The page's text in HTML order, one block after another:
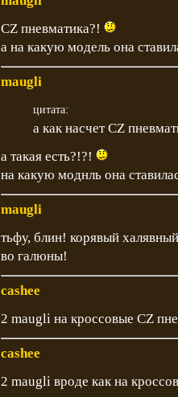
CZ пневматика?!
а на какую модель она
maugli
цитата:
а как насчет CZ
а такая есть?!?!
на какую моднль она
maugli
тьфу, блин! корявый
во галюны!
cashee
2 maugli на кроссовые CZ
cashee
2 maugli вроде как на